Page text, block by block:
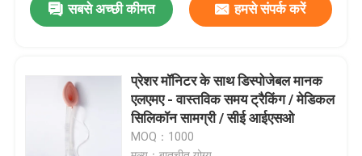
सबसे अच्छी कीमत हमसे संपर्क करें
प्रेशर मॉनिटर के साथ डिस्पोजेबल मानक
एलएमए - वास्तविक समय ट्रैकिंग / मेडिकल
सिलिकॉन सामग्री / सीई आईएसओ
MOQ：1000